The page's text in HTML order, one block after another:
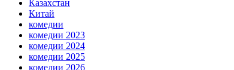
Казахстан
Китай
комедии
комедии 2023
комедии 2024
комедии 2025
комедии 2026